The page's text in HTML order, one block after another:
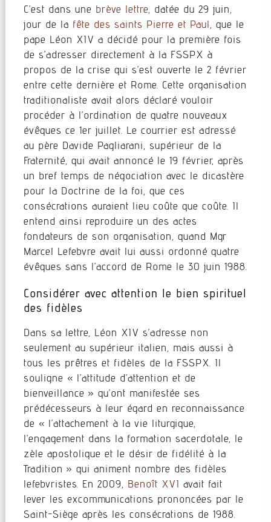
C’est dans une brève lettre, datée du 29 juin,
jour de la fête des saints Pierre et Paul, que le
pape Léon XIV a décidé pour la première fois
de s’adresser directement à la FSSPX à
propos de la crise qui s’est ouverte le 2 février
entre cette dernière et Rome. Cette organisation
traditionaliste avait alors déclaré vouloir
procéder à l’ordination de quatre nouveaux
évêques ce 1er juillet. Le courrier est adressé
au père Davide Pagliarani, supérieur de la
Fraternité, qui avait annoncé le 19 février, après
un bref temps de négociation avec le dicastère
pour la Doctrine de la foi, que ces
consécrations auraient lieu coûte que coûte. Il
entend ainsi reproduire un des actes
fondateurs de son organisation, quand Mgr
Marcel Lefebvre avait lui aussi ordonné quatre
évêques sans l’accord de Rome le 30 juin 1988.
Considérer avec attention le bien spirituel
des fidèles
Dans sa lettre, Léon XIV s’adresse non
seulement au supérieur italien, mais aussi à
tous les prêtres et fidèles de la FSSPX. Il
souligne « l’attitude d’attention et de
bienveillance » qu’ont manifestée ses
prédécesseurs à leur égard en reconnaissance
de « l’attachement à la vie liturgique,
l’engagement dans la formation sacerdotale, le
zèle apostolique et le désir de fidélité à la
Tradition » qui animent nombre des fidèles
lefebvristes. En 2009, Benoît XVI avait fait
lever les excommunications prononcées par le
Saint-Siège après les consécrations de 1988.